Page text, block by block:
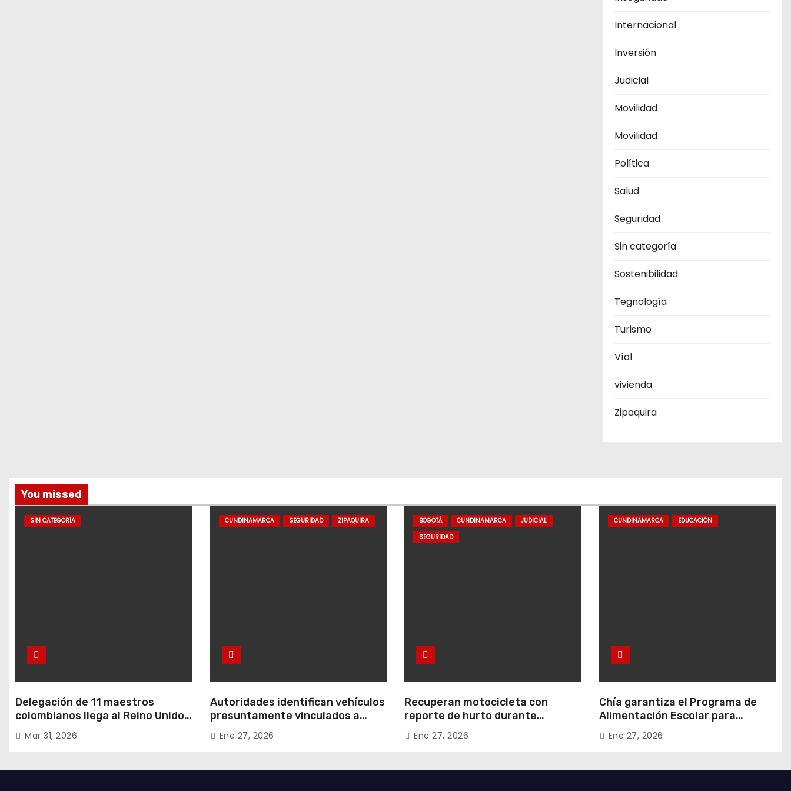
Internacional
Inversión
Judicial
Movilidad
Movilidad
Política
Salud
Seguridad
Sin categoría
Sostenibilidad
Tegnología
Turismo
Víal
vivienda
Zipaquira
You missed
SIN CATEGORÍA
Delegación de 11 maestros
colombianos llega al Reino Unido:
entre ellos, una destacada
profesora de Ubaté
Mar 31, 2026
CUNDINAMARCA SEGURIDAD ZIPAQUIRA
Autoridades identifican vehículos
presuntamente vinculados a
hurtos en conjuntos
residenciales de Zipaquirá
Ene 27, 2026
BOGOTÁ CUNDINAMARCA
JUDICIAL
SEGURIDAD
Recuperan motocicleta con
reporte de hurto durante
operativo de seguridad en Rafael
Uribe Uribe
Ene 27, 2026
CUNDINAMARCA EDUCACIÓN
Chía garantiza el Programa de
Alimentación Escolar para
estudiantes de instituciones
oficiales
Ene 27, 2026